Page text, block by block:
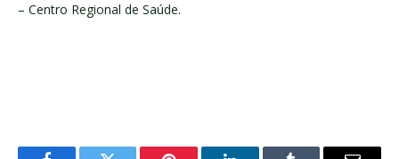
– Centro Regional de Saúde.